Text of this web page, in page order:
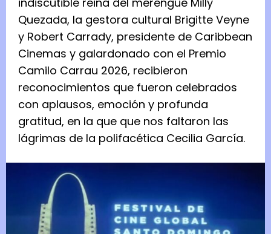
Quezada, la gestora cultural Brigitte Veyne
y Robert Carrady, presidente de Caribbean
Cinemas y galardonado con el Premio
Camilo Carrau 2026, recibieron
reconocimientos que fueron celebrados
con aplausos, emoción y profunda
gratitud, en la que que nos faltaron las
lágrimas de la polifacética Cecilia García.